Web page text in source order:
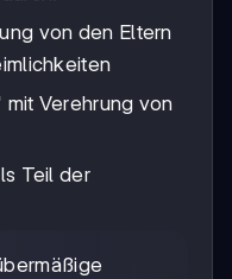
von den Eltern
Verehrung von
Teil der